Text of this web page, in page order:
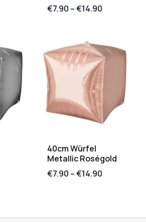
€7.90 –€14.90
40cm Würfel
Metallic Roségold
€7.90 –€14.90